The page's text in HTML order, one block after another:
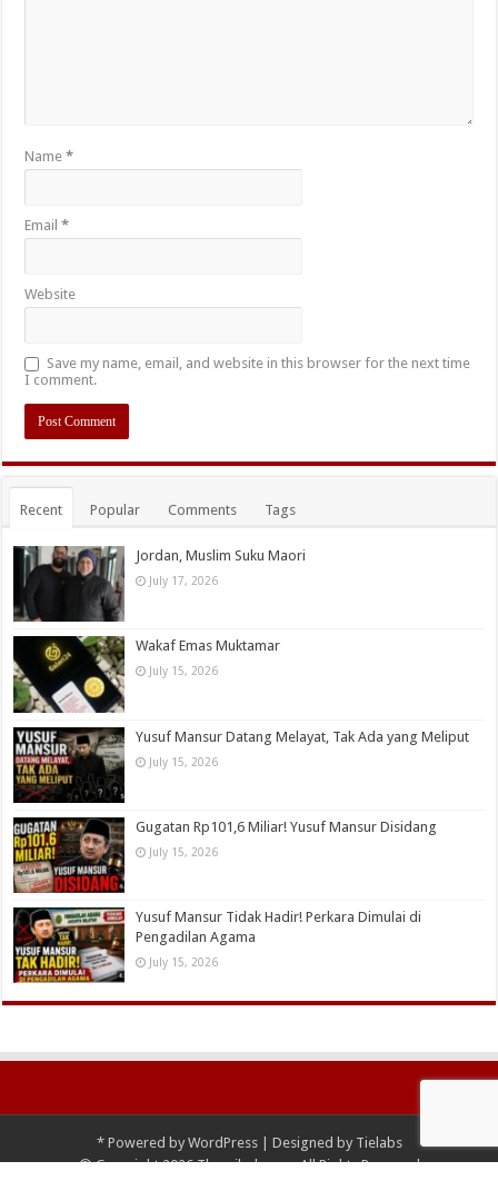
Name*
Email*
Website
Save my name, email, and website in this browser for the next time
I comment.
Recent Popular Comments Tags
Jordan, Muslim Suku Maori
July 17, 2026
Wakaf Emas Muktamar
July 15, 2026
Yusuf Mansur Datang Melayat, Tak Ada yang Meliput
July 15, 2026
Gugatan Rp101,6 Miliar! Yusuf Mansur Disidang
July 15, 2026
Yusuf Mansur Tidak Hadir! Perkara Dimulai di
Pengadilan Agama
July 15, 2026
*Powered by WordPress| Designed by Tielabs
© Copyright 2026 Thayyibah.com, All Rights Reserved